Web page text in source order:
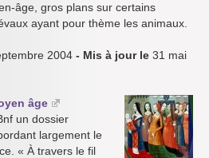
âge, gros plans sur certains
ayant pour thème les animaux.
2004 - Mis à jour le 31 mai
âge
un dossier
largement le
« À travers le fil